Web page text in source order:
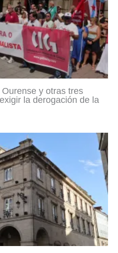
y otras tres
la derogación de la